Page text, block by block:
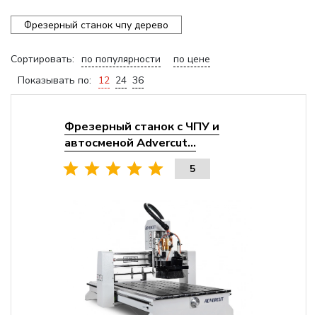
Фрезерный станок чпу дерево
Сортировать: по популярности
по цене
Показывать по:
12 24 36
Фрезерный станок с ЧПУ и
автосменой Advercut...
5